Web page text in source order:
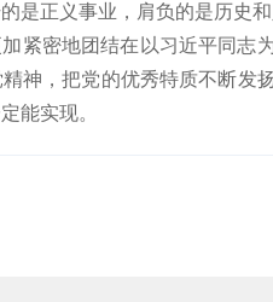
是正义事业，肩负的是历史和
紧密地团结在以习近平同志
神，把党的优秀特质不断发
能实现。